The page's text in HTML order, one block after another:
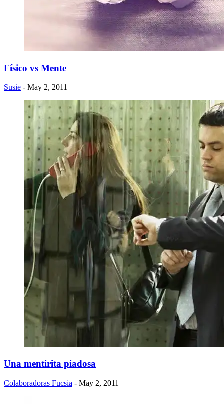
Físico vs Mente
Susie - May 2, 2011
Una mentirita piadosa
Colaboradoras Fucsia - May 2, 2011